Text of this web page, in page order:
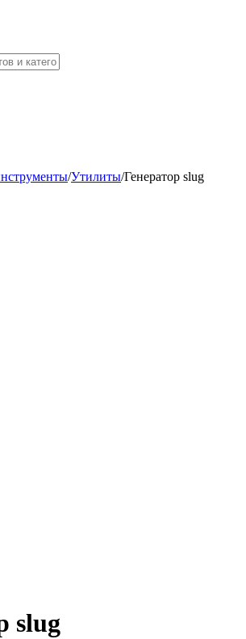
/Утилиты/Генератор slug
slug